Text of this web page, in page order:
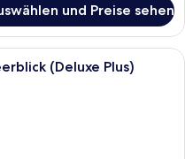
und Preise sehen
modernes Hotelzimmer mit
(Deluxe Plus)